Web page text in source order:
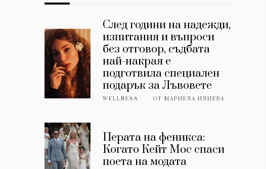
След години на надежди,
изпитания и въпроси
без отговор, съдбата
най-накрая е
подготвила специален
подарък за Лъвовете
WELLNESS ОТМАРИЕЛА ИЛИЕВА
Перата на феникса:
Когато Кейт Мос спаси
поета на модата